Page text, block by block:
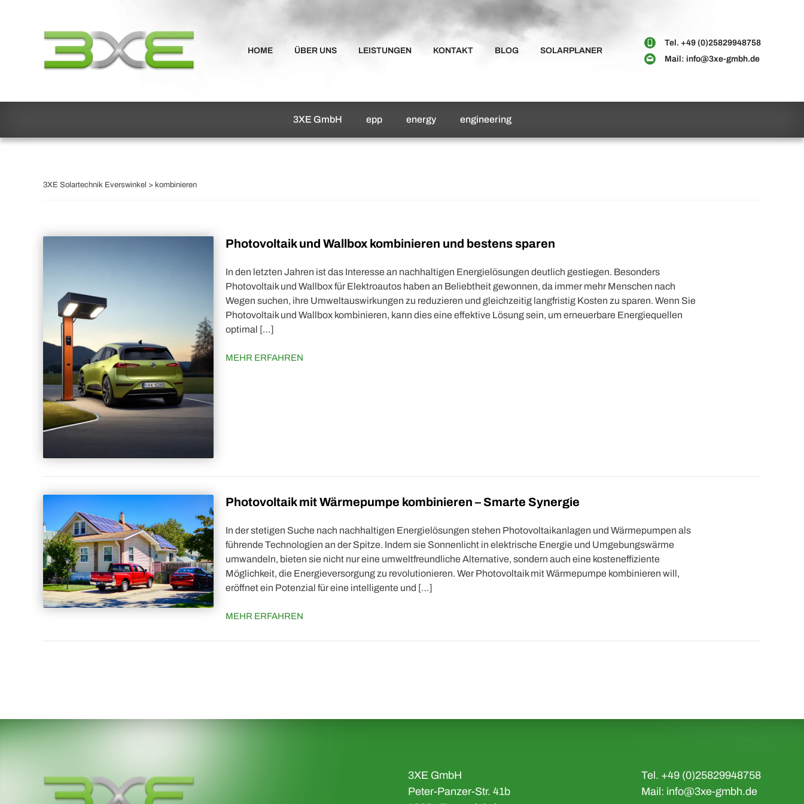
HOME ÜBER UNS LEISTUNGEN KONTAKT BLOG SOLARPLANER
Tel. +49 (0)25829948758
Mail: info@3xe-gmbh.de
3XE GmbH epp energy engineering
3XE Solartechnik Everswinkel > kombinieren
Photovoltaik und Wallbox kombinieren und bestens sparen
In den letzten Jahren ist das Interesse an nachhaltigen Energielösungen deutlich gestiegen. Besonders
Photovoltaik und Wallbox für Elektroautos haben an Beliebtheit gewonnen, da immer mehr Menschen nach
Wegen suchen, ihre Umweltauswirkungen zu reduzieren und gleichzeitig langfristig Kosten zu sparen. Wenn Sie
Photovoltaik und Wallbox kombinieren, kann dies eine effektive Lösung sein, um erneuerbare Energiequellen
optimal […]
MEHR ERFAHREN
Photovoltaik mit Wärmepumpe kombinieren – Smarte Synergie
In der stetigen Suche nach nachhaltigen Energielösungen stehen Photovoltaikanlagen und Wärmepumpen als
führende Technologien an der Spitze. Indem sie Sonnenlicht in elektrische Energie und Umgebungswärme
umwandeln, bieten sie nicht nur eine umweltfreundliche Alternative, sondern auch eine kosteneffiziente
Möglichkeit, die Energieversorgung zu revolutionieren. Wer Photovoltaik mit Wärmepumpe kombinieren will,
eröffnet ein Potenzial für eine intelligente und […]
MEHR ERFAHREN
3XE GmbH
Peter-Panzer-Str. 41b
Tel. +49 (0)25829948758
Mail: info@3xe-gmbh.de